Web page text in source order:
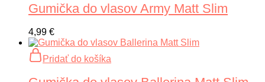
Gumička do vlasov Army Matt Slim
4,99 €
Pridať do košíka